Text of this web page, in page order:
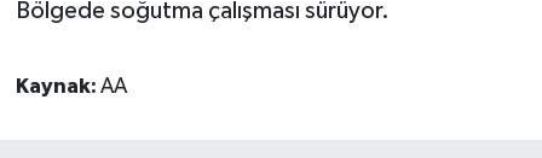
Bölgede soğutma çalışması sürüyor.
Kaynak: AA